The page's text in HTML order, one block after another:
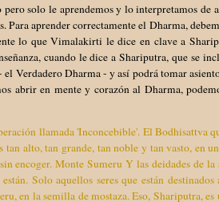
solo le aprendemos y lo interpretamos de
Para aprender correctamente el Dharma,
lo que Vimalakirti le dice en clave a
cuando le dice a Shariputra, que se
Verdadero Dharma - y así podrá tomar
abrir en mente y corazón al Dharma,
llamada 'Inconcebible'. El Bodhisattva
alto, tan grande, tan noble y tan vasto, en
encoger. Monte Sumeru Y las deidades de
Solo aquellos seres que están
en la semilla de mostaza. Eso, Shariputra,